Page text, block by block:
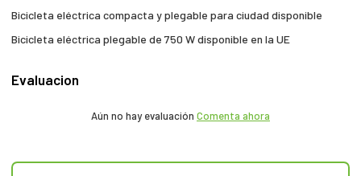
Bicicleta eléctrica compacta y plegable para ciudad disponible
Bicicleta eléctrica plegable de 750 W disponible en la UE
Evaluacion
Aún no hay evaluación Comenta ahora